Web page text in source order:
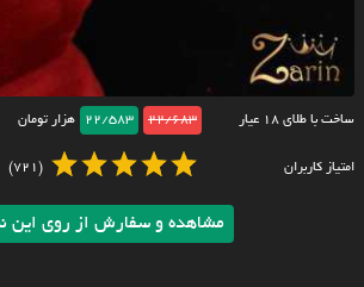
ساخت با طلای ۱۸ عیار 22/683
22/583 هزار تومان
امتیاز کاربران (721)
مشاهده و سفارش از روی این